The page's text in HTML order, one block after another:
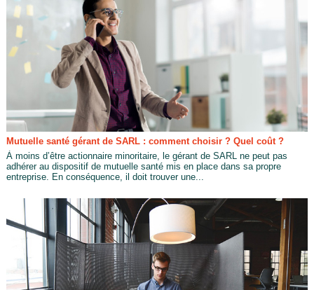
Mutuelle santé gérant de SARL : comment choisir ? Quel coût ?
À moins d’être actionnaire minoritaire, le gérant de SARL ne peut pas
adhérer au dispositif de mutuelle santé mis en place dans sa propre
entreprise. En conséquence, il doit trouver une...